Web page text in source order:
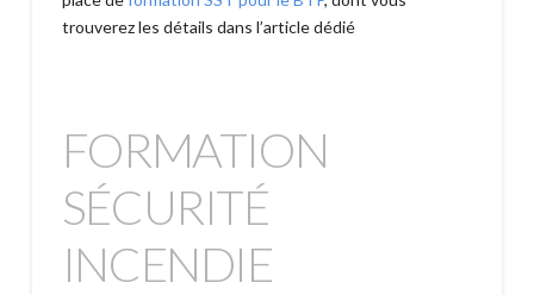
trouverez les détails dans l’article dédié
FORMATION
SÉCURITÉ
INCENDIE